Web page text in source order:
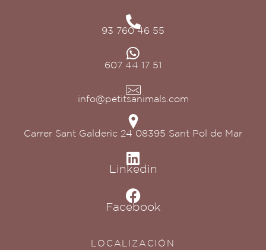
93 760 46 55
607 44 17 51
info@petitsanimals.com
Carrer Sant Galderic 24 08395 Sant Pol de Mar
Linkedin
Facebook
LOCALIZACIÓN